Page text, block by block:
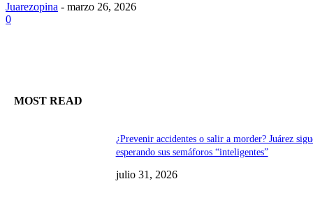
Juarezopina - marzo 26, 2026
0
MOST READ
¿Prevenir accidentes o salir a morder? Juárez
esperando sus semáforos “inteligentes”
julio 31, 2026